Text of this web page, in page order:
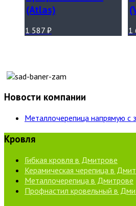
(Atlas)
1 587 ₽ 1
Новости компании
Металлочерепица напрямую с
Кровля
Гибкая кровля в Дмитрове
Керамическая черепица в
Металлочерепица в Дмитрове
Профнастил кровельный в